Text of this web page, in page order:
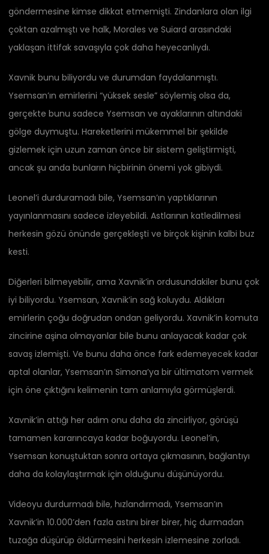
göndermesine kimse dikkat etmemişti. Zindanlara olan ilgi
çoktan azalmıştı ve halk, Morales ve Suiard arasındaki
yaklaşan ittifak savaşıyla çok daha heyecanlıydı.
Xavnik bunu biliyordu ve durumdan faydalanmıştı.
Ysemsan’ın emirlerini “yüksek sesle” söylemiş olsa da,
gerçekte bunu sadece Ysemsan ve ayaklarının altındaki
gölge duymuştu. Hareketlerini mükemmel bir şekilde
gizlemek için uzun zaman önce bir sistem geliştirmişti,
ancak şu anda bunların hiçbirinin önemi yok gibiydi.
Leonel’i durduramadı bile, Ysemsan’ın yaptıklarının
yayınlanmasını sadece izleyebildi. Astlarının katledilmesi
herkesin gözü önünde gerçekleşti ve birçok kişinin kalbi buz
kesti.
Diğerleri bilmeyebilir, ama Xavnik’in ordusundakiler bunu çok
iyi biliyordu. Ysemsan, Xavnik’in sağ koluydu. Aldıkları
emirlerin çoğu doğrudan ondan geliyordu. Xavnik’in komuta
zincirine aşina olmayanlar bile bunu anlayacak kadar çok
savaş izlemişti. Ve bunu daha önce fark edemeyecek kadar
aptal olanlar, Ysemsan’ın Simona’ya bir ültimatom vermek
için öne çıktığını kelimenin tam anlamıyla görmüşlerdi.
Xavnik’in attığı her adım onu ​​daha da zincirliyor, görüşü
tamamen kararıncaya kadar boğuyordu. Leonel’in,
Ysemsan konuştuktan sonra ortaya çıkmasının, bağlantıyı
daha da kolaylaştırmak için olduğunu düşünüyordu.
Videoyu durdurmadı bile, hızlandırmadı, Ysemsan’ın
Xavnik’in 10.000’den fazla astını birer birer, hiç durmadan
tuzağa düşürüp öldürmesini herkesin izlemesine zorladı.